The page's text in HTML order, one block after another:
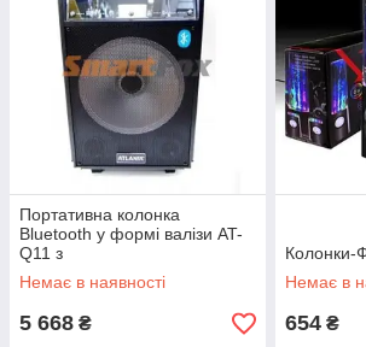
Портативна колонка
Bluetooth у формі валізи AT-
Q11 з
USB+SD+FM+AUX+мікрофон
+ світломузика + акум. 12V
Немає в наявності
5 668 ₴
Колонки-
Немає в
654 ₴